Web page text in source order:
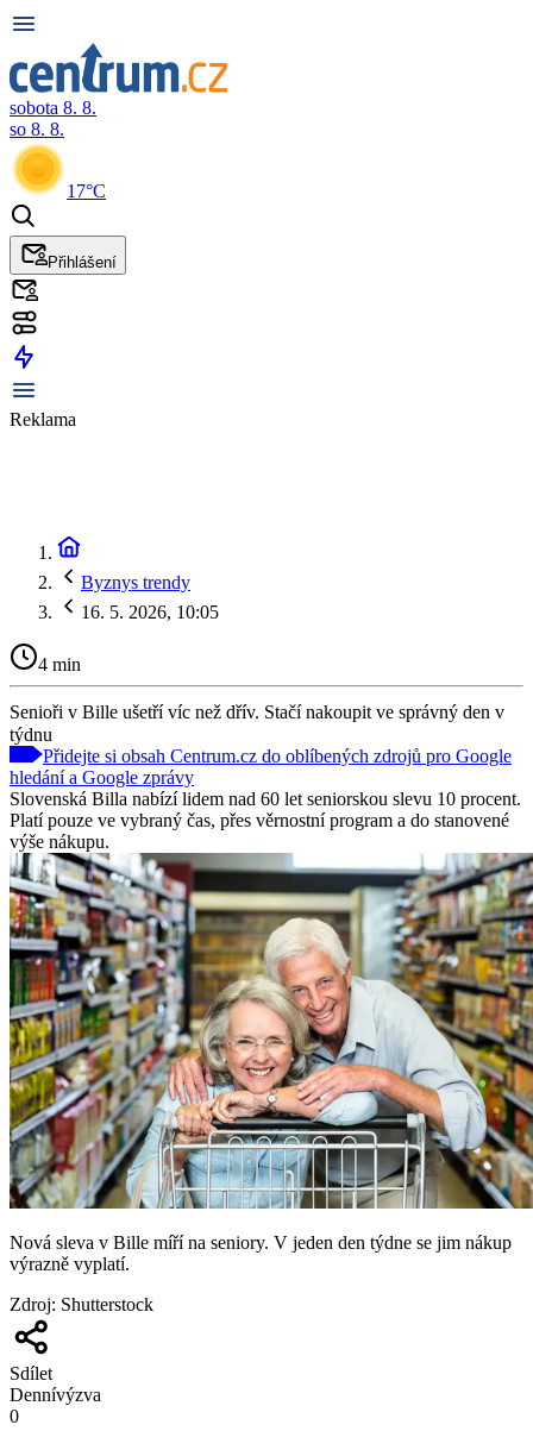
sobota 8. 8.
so 8. 8.
17°C
Přihlášení
Reklama
Byznys trendy
16. 5. 2026, 10:05
4 min
Senioři v Bille ušetří víc než dřív. Stačí nakoupit ve správný den v
týdnu
Přidejte si obsah Centrum.cz do oblíbených zdrojů pro Google
hledání a Google zprávy
Slovenská Billa nabízí lidem nad 60 let seniorskou slevu 10 procent.
Platí pouze ve vybraný čas, přes věrnostní program a do stanovené
výše nákupu.
Nová sleva v Bille míří na seniory. V jeden den týdne se jim nákup
výrazně vyplatí.
Zdroj: Shutterstock
Sdílet
Dennívýzva
0